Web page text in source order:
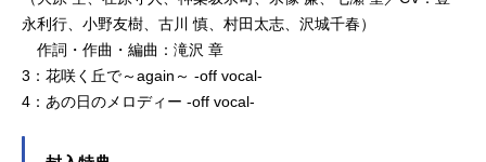
永利行、小野友樹、古川 慎、村田太志、沢城千春）
作詞・作曲・編曲：滝沢 章
3：花咲く丘で～again～ -off vocal-
4：あの日のメロディー -off vocal-